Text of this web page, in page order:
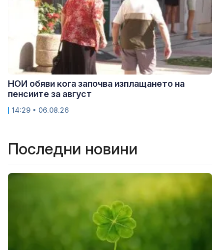
НОИ обяви кога започва изплащането на
пенсиите за август
14:29 • 06.08.26
Последни новини